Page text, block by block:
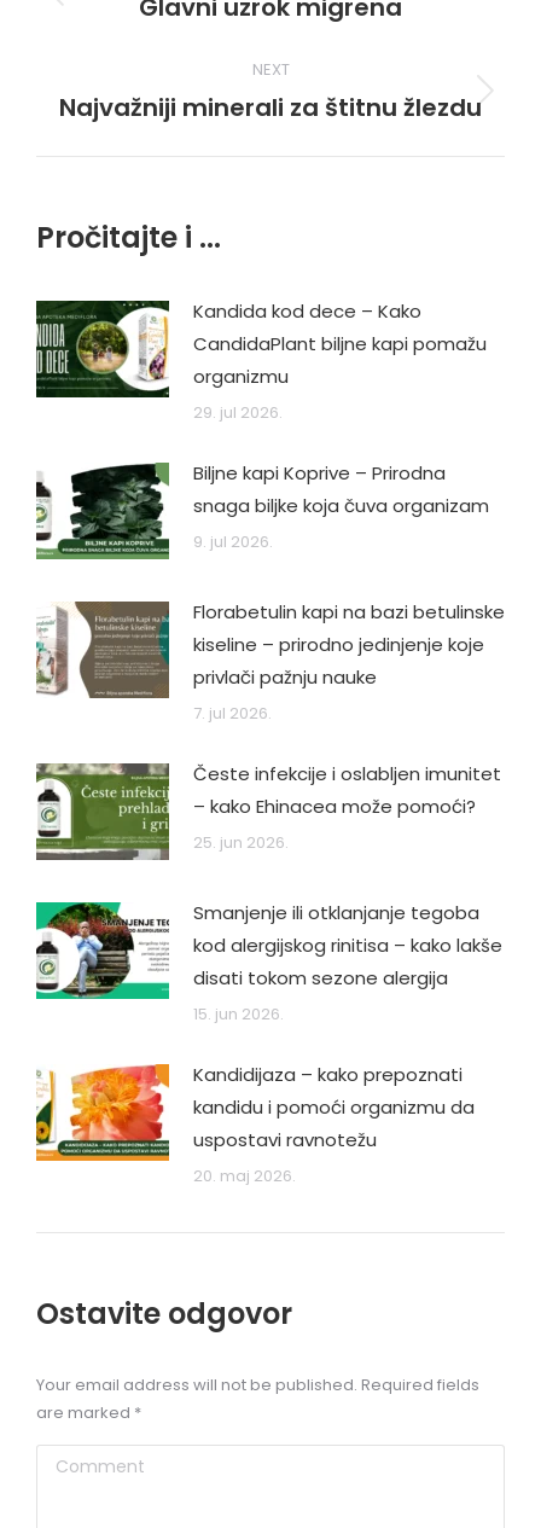
Glavni uzrok migrena
NEXT
Next
Najvažniji minerali za štitnu žlezdu
Pročitajte i ...
Kandida kod dece – Kako
CandidaPlant biljne kapi pomažu
organizmu
29. jul 2026.
Biljne kapi Koprive – Prirodna
snaga biljke koja čuva organizam
9. jul 2026.
Florabetulin kapi na bazi betulinske
kiseline – prirodno jedinjenje koje
privlači pažnju nauke
7. jul 2026.
Česte infekcije i oslabljen imunitet
– kako Ehinacea može pomoći?
25. jun 2026.
Smanjenje ili otklanjanje tegoba
kod alergijskog rinitisa – kako lakše
disati tokom sezone alergija
15. jun 2026.
Kandidijaza – kako prepoznati
kandidu i pomoći organizmu da
uspostavi ravnotežu
20. maj 2026.
Ostavite odgovor
Your email address will not be published. Required fields
are marked *
Comment